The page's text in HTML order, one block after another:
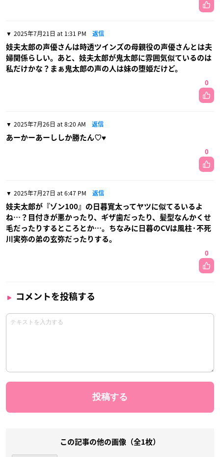
2025年7月21日 at 1:31 PM 返信
妓夫太郎の声優さんは時透ツインズの母親役の声優さんとは夫
婦関係らしい。あと、妓夫太郎が鬼太郎に雰囲気似ているのは
私だけかな？まぁ鬼太郎の声の人は妹の堕姫だけど。
0
2025年7月26日 at 8:20 AM 返信
あーかーあーししか勝たん♡♥
0
2025年7月27日 at 6:47 PM 返信
妓夫太郎が『ゾン100』の日暮寛太ってヤツに似てるいるよ
ね…？目付きが悪かったり、ギザ歯だったり、髪型なんかくせ
毛だったりするところとか…。ちなみに日暮のCVは風柱·不死
川実弥の弟の玄弥だったりする。
0
コメントを投稿する
この記事の他の画像（全1枚）